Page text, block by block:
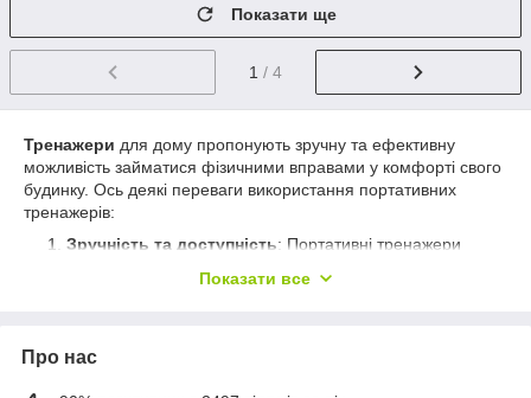
Показати ще
1 / 4
Тренажери для дому пропонують зручну та ефективну
можливість займатися фізичними вправами у комфорті свого
будинку. Ось деякі переваги використання портативних
тренажерів:
Зручність та доступність: Портативні тренажери
який час та в будь-якому місці. Ви можете
людей, які не завжди можуть відвідувати тренажерний
Показати все
Про нас